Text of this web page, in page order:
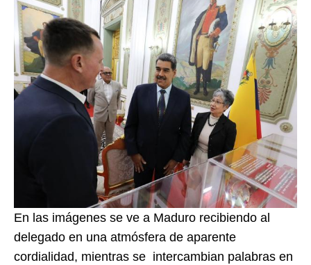
En las imágenes se ve a Maduro recibiendo al
delegado en una atmósfera de aparente
cordialidad, mientras se intercambian palabras en